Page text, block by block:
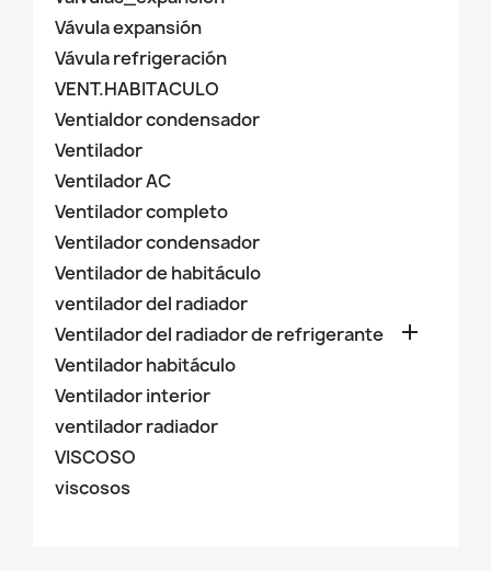
Vávula expansión
Vávula refrigeración
VENT.HABITACULO
Ventialdor condensador
Ventilador
Ventilador AC
Ventilador completo
Ventilador condensador
Ventilador de habitáculo
ventilador del radiador
Ventilador del radiador de refrigerante

Ventilador habitáculo
Ventilador interior
ventilador radiador
VISCOSO
viscosos